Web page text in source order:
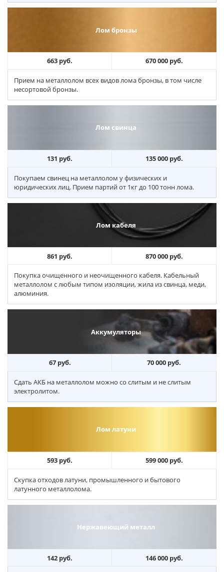
Лом бронзы
663 руб. 670 000 руб.
Прием на металлолом всех видов лома бронзы, в том числе
несортовой бронзы.
Лом свинца
131 руб. 135 000 руб.
Покупаем свинец на металлолом у физических и
юридических лиц. Прием партий от 1кг до 100 тонн лома.
Лом кабеля
861 руб. 870 000 руб.
Покупка очищенного и неочищенного кабеля. Кабельный
металлолом с любым типом изоляции, жила из свинца, меди,
алюминия.
Аккумуляторы
67 руб. 70 000 руб.
Сдать АКБ на металлолом можно со слитым и не слитым
электролитом.
Лом латуни
593 руб. 599 000 руб.
Скупка отходов латуни, промышленного и бытового
латунного металлолома.
Нержавеющий металл
142 руб. 146 000 руб.